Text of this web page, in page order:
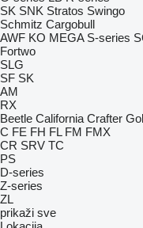
SK SNK Stratos Swingo
Schmitz Cargobull
AWF KO MEGA S-series
Fortwo
SLG
SF SK
AM
RX
Beetle California Crafter
C FE FH FL FM FMX
CR SRV TC
PS
D-series
Z-series
ZL
prikaži sve